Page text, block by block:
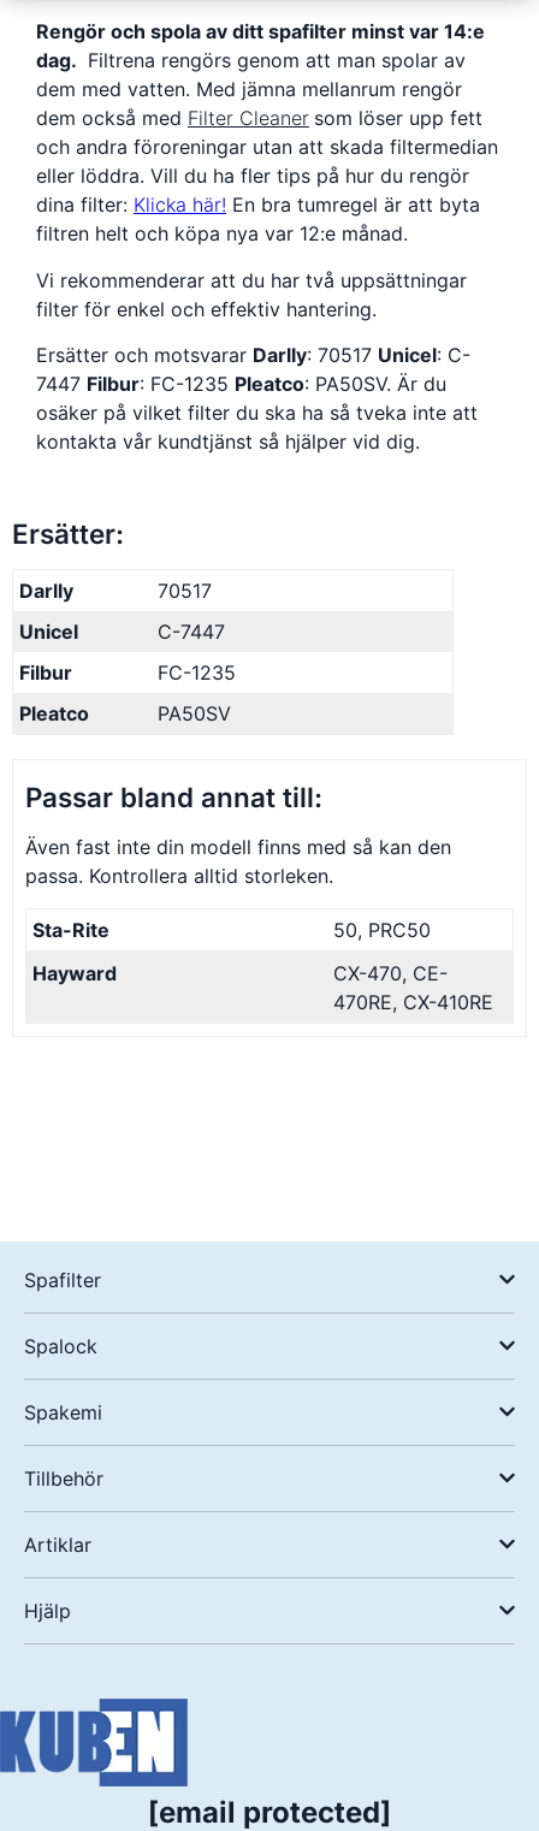
Rengör och spola av ditt spafilter minst var 14:e
dag. Filtrena rengörs genom att man spolar av
dem med vatten. Med jämna mellanrum rengör
dem också med Filter Cleaner som löser upp fett
och andra föroreningar utan att skada filtermedian
eller löddra. Vill du ha fler tips på hur du rengör
dina filter: Klicka här! En bra tumregel är att byta
filtren helt och köpa nya var 12:e månad.
Vi rekommenderar att du har två uppsättningar
filter för enkel och effektiv hantering.
Ersätter och motsvarar Darlly: 70517 Unicel: C-
7447 Filbur: FC-1235 Pleatco: PA50SV. Är du
osäker på vilket filter du ska ha så tveka inte att
kontakta vår kundtjänst så hjälper vid dig.
Ersätter:
Darlly
70517
Unicel
C-7447
Filbur
FC-1235
Pleatco
PA50SV
Passar bland annat till:
Även fast inte din modell finns med så kan den
passa. Kontrollera alltid storleken.
Sta-Rite
50, PRC50
Hayward
CX-470, CE-
470RE, CX-410RE
Spafilter
Spalock
Spakemi
Tillbehör
Artiklar
Hjälp
[email protected]